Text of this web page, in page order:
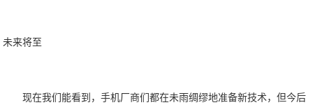
未来将至
现在我们能看到，手机厂商们都在未雨绸缪地准备新技术，但今后